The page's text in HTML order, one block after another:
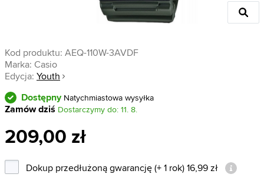
Kod produktu: AEQ-110W-3AVDF
Marka: Casio
Edycja: Youth
Dostępny Natychmiastowa wysyłka
Zamów dziś Dostarczymy do: 11. 8.
209,00 zł
Dokup przedłużoną gwarancję (+ 1 rok) 16,99 zł